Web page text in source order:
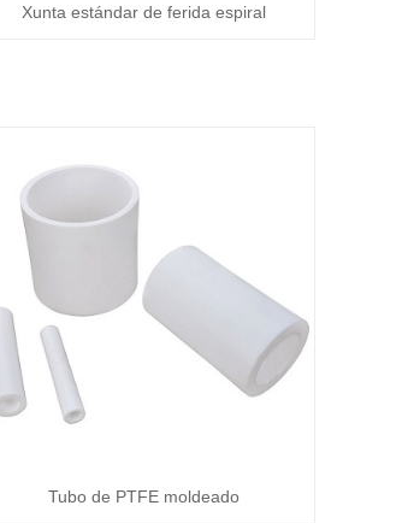
Xunta estándar de ferida espiral
Tubo de PTFE moldeado